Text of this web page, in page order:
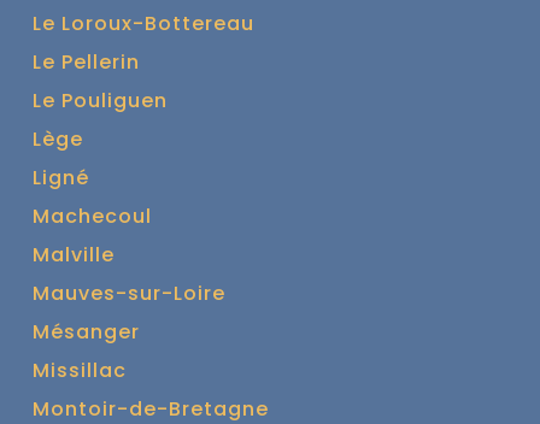
Le Loroux-Bottereau
Le Pellerin
Le Pouliguen
Lège
Ligné
Machecoul
Malville
Mauves-sur-Loire
Mésanger
Missillac
Montoir-de-Bretagne